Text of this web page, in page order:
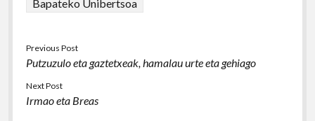
Bapateko Unibertsoa
Previous Post
Putzuzulo eta gaztetxeak, hamalau urte eta gehiago
Next Post
Irmao eta Breas